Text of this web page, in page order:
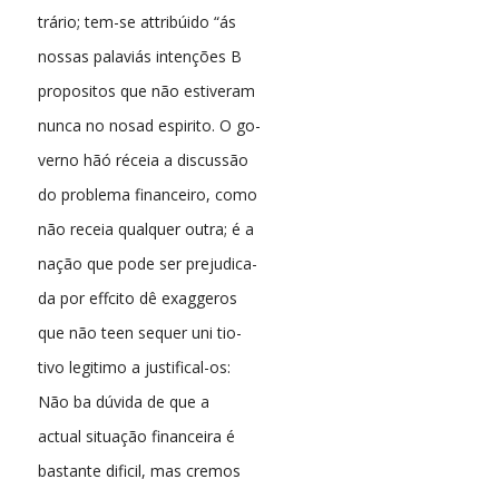
trário; tem-se attribúido “ás
nossas palaviás intenções B
propositos que não estiveram
nunca no nosad espirito. O go-
verno hãó réceia a discussão
do problema financeiro, como
não receia qualquer outra; é a
nação que pode ser prejudica-
da por effcito dê exaggeros
que não teen sequer uni tio-
tivo legitimo a justifical-os:
Não ba dúvida de que a
actual situação financeira é
bastante dificil, mas cremos